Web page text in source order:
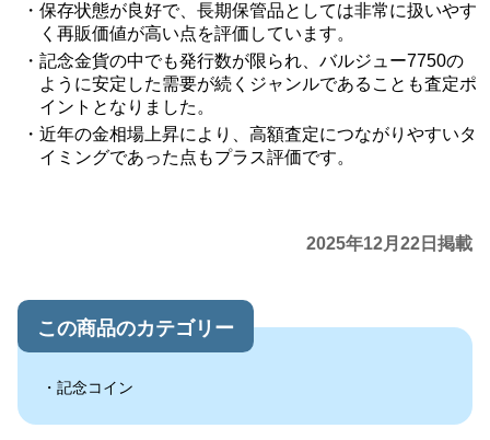
保存状態が良好で、長期保管品としては非常に扱いやす
く再販価値が高い点を評価しています。
記念金貨の中でも発行数が限られ、バルジュー7750の
ように安定した需要が続くジャンルであることも査定ポ
イントとなりました。
近年の金相場上昇により、高額査定につながりやすいタ
イミングであった点もプラス評価です。
2025年12月22日掲載
この商品のカテゴリー
記念コイン